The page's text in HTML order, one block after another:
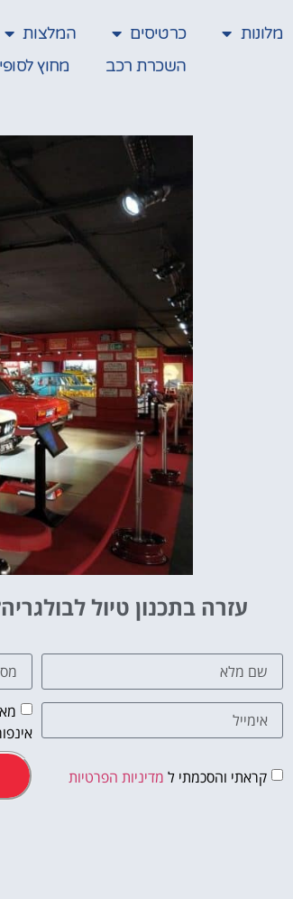
מלונות כרטיסים המלצות
השכרת רכב
מחוץ
עזרה בתכנון טיול
קראתי והסכמתי ל מדיניות הפרטיות